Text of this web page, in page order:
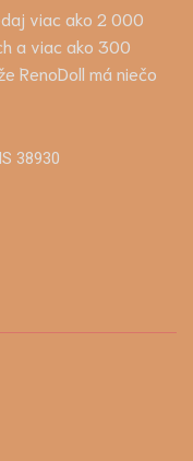
viac ako 2 000
a viac ako 300
RenoDoll má niečo
38930